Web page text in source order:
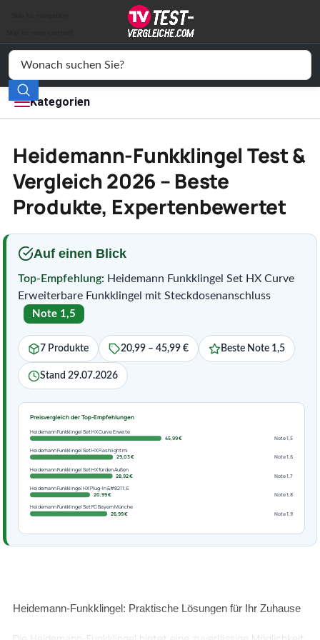
Kategorien
Elektronik
Freizeit
Wohnen
Service
Heidemann-Funkklingel Test &
Vergleich 2026 – Beste
Produkte, Expertenbewertet
Auf einen Blick
Top-Empfehlung: Heidemann Funkklingel Set HX Curve
Erweiterbare Funkklingel mit Steckdosenanschluss
Note 1,5
7 Produkte 20,99 – 45,99 € Beste Note 1,5
Stand 29.07.2026
Preisvergleich der Top-Empfehlungen
Heidemann Funkklingel Set HX Curve Erweite
45,99 €
Note 1,5
Heidemann Funkklingel Set HX Flashlight mi
29,03 €
Note 1,6
Heidemann Funkklingel Set HX für den Außen
28,92 €
Note 1,7
Heidemann Funkklingel HX Plug-In &#8211; E
20,99 €
Note 1,8
Heidemann Funkklingel Set FC Bayern Münche
26,99 €
Note 1,9
Heidemann-Funkklingel: Praktische Lösungen für Ihr Zuhause